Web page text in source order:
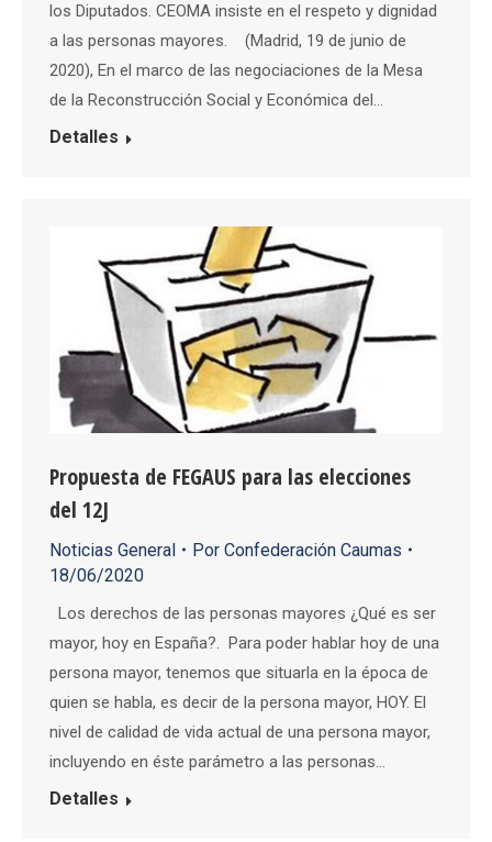
los Diputados. CEOMA insiste en el respeto y dignidad
a las personas mayores. (Madrid, 19 de junio de
2020), En el marco de las negociaciones de la Mesa
de la Reconstrucción Social y Económica del…
Detalles
Propuesta de FEGAUS para las elecciones
del 12J
Noticias General Por Confederación Caumas
18/06/2020
Los derechos de las personas mayores ¿Qué es ser
mayor, hoy en España?. Para poder hablar hoy de una
persona mayor, tenemos que situarla en la época de
quien se habla, es decir de la persona mayor, HOY. El
nivel de calidad de vida actual de una persona mayor,
incluyendo en éste parámetro a las personas…
Detalles